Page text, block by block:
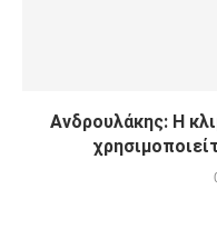
Ανδρουλάκης: Η